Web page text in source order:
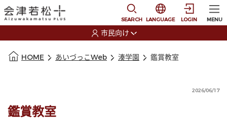
SEARCH
選択すると言語の切
LANGUAGE LOGIN MENU
市民向け
HOME あいづっこWeb 湊学園 鑑賞教室
2026/06/17
鑑賞教室